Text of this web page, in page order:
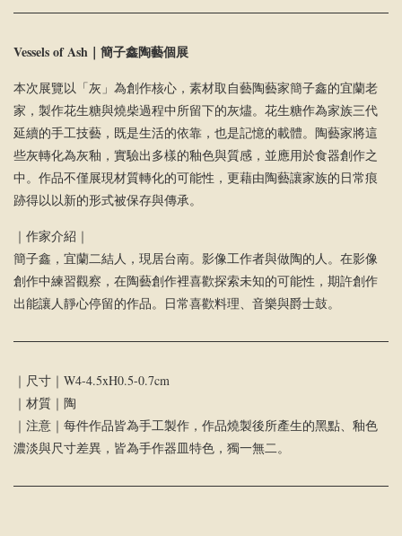
Vessels of Ash｜ 簡子鑫陶藝個展
本次展覽以「灰」為創作核心，素材取自藝陶藝家簡子鑫的宜蘭老
家，製作花生糖與燒柴過程中所留下的灰燼。花生糖作為家族三代
延續的手工技藝，既是生活的依靠，也是記憶的載體。陶藝家將這
些灰轉化為灰釉，實驗出多樣的釉色與質感，並應用於食器創作之
中。作品不僅展現材質轉化的可能性，更藉由陶藝讓家族的日常痕
跡得以以新的形式被保存與傳承。
｜作家介紹｜
簡子鑫，宜蘭二結人，現居台南。影像工作者與做陶的人。在影像
創作中練習觀察，在陶藝創作裡喜歡探索未知的可能性，期許創作
出能讓人靜心停留的作品。日常喜歡料理、音樂與爵士鼓。
｜尺寸｜W4-4.5xH0.5-0.7cm
｜材質｜陶
｜注意｜每件作品皆為手工製作，作品燒製後所產生的黑點、釉色
濃淡與尺寸差異，皆為手作器皿特色，獨一無二。